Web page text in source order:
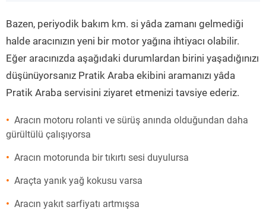
Bazen, periyodik bakım km. si yâda zamanı gelmediği
halde aracınızın yeni bir motor yağına ihtiyacı olabilir.
Eğer aracınızda aşağıdaki durumlardan birini yaşadığınızı
düşünüyorsanız Pratik Araba ekibini aramanızı yâda
Pratik Araba servisini ziyaret etmenizi tavsiye ederiz.
Aracın motoru rolanti ve sürüş anında olduğundan daha
gürültülü çalışıyorsa
Aracın motorunda bir tıkırtı sesi duyulursa
Araçta yanık yağ kokusu varsa
Aracın yakıt sarfiyatı artmışsa